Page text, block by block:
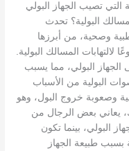
التي تصيب الجهاز البولي
البولية؟ تحدث
وصحية، من أبرزها
لالتهابات المسالك البولية.
الجهاز البولي، مما يسبب
البولية من الأسباب
وصعوبة خروج البول، وهو
يعاني بعض الرجال من
البولي، بينما تكون
بسبب طبيعة الجهاز